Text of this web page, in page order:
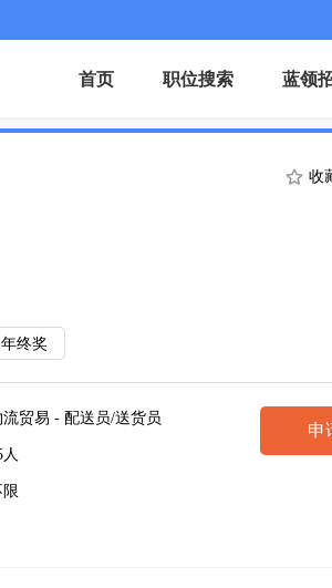
首页 职位搜索 蓝领
收
年终奖
流贸易 - 配送员/送货员
人
限
申